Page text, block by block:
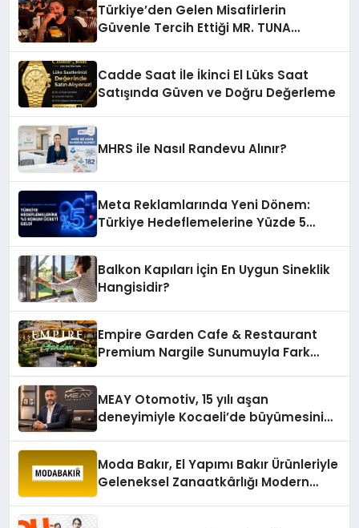
Türkiye’den Gelen Misafirlerin
Güvenle Tercih Ettiği MR. TUNA
Cadde Saat İle İkinci El Lüks Saat
Satışında Güven ve Doğru Değerleme
MHRS ile Nasıl Randevu Alınır?
Meta Reklamlarında Yeni Dönem:
Türkiye Hedeflemelerine Yüzde 5
Balkon Kapıları İçin En Uygun Sineklik
Hangisidir?
Empire Garden Cafe & Restaurant
Premium Nargile Sunumuyla Fark
MEAY Otomotiv, 15 yılı aşan
deneyimiyle Kocaeli’de büyümesini
Moda Bakır, El Yapımı Bakır Ürünleriyle
Geleneksel Zanaatkârlığı Modern